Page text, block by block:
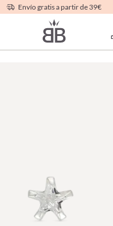
Envío gratis a partir de 39€